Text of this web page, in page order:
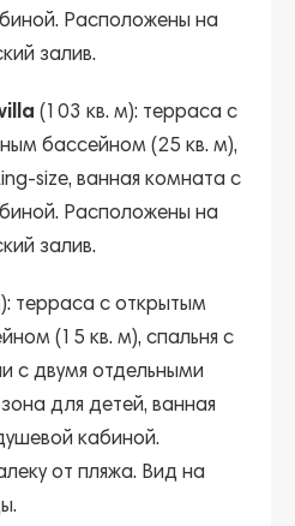
Расположены на
залив.
(103 кв. м): терраса с
бассейном (25 кв. м),
size, ванная комната с
Расположены на
залив.
терраса с открытым
(15 кв. м), спальня с
с двумя отдельными
для детей, ванная
кабиной.
от пляжа. Вид на